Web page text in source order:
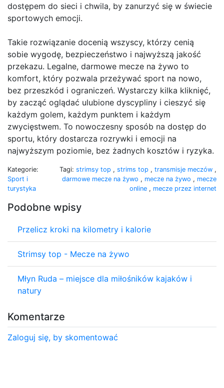
dostępem do sieci i chwila, by zanurzyć się w świecie
sportowych emocji.
Takie rozwiązanie docenią wszyscy, którzy cenią
sobie wygodę, bezpieczeństwo i najwyższą jakość
przekazu. Legalne, darmowe mecze na żywo to
komfort, który pozwala przeżywać sport na nowo,
bez przeszkód i ograniczeń. Wystarczy kilka kliknięć,
by zacząć oglądać ulubione dyscypliny i cieszyć się
każdym golem, każdym punktem i każdym
zwycięstwem. To nowoczesny sposób na dostęp do
sportu, który dostarcza rozrywki i emocji na
najwyższym poziomie, bez żadnych kosztów i ryzyka.
Kategorie:
Sport i
turystyka
Tagi: strimsy top , strims top , transmisje meczów ,
darmowe mecze na żywo , mecze na żywo , mecze
online , mecze przez internet
Podobne wpisy
Przelicz kroki na kilometry i kalorie
Strimsy top - Mecze na żywo
Młyn Ruda – miejsce dla miłośników kajaków i
natury
Komentarze
Zaloguj się, by skomentować